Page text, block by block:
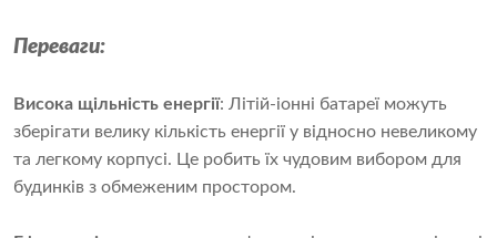
Переваги:
Висока щільність енергії: Літій-іонні батареї можуть
зберігати велику кількість енергії у відносно невеликому
та легкому корпусі. Це робить їх чудовим вибором для
будинків з обмеженим простором.